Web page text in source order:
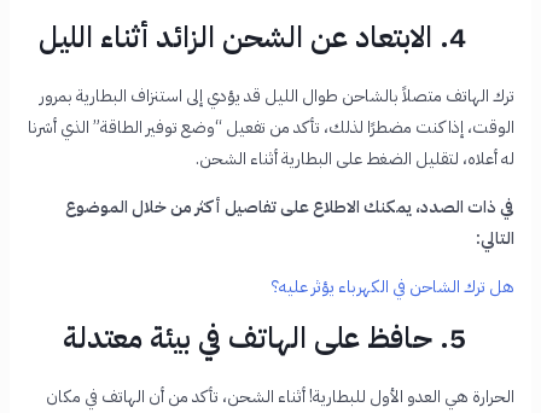
4. الابتعاد عن الشحن الزائد أثناء الليل
ترك الهاتف متصلاً بالشاحن طوال الليل قد يؤدي إلى استنزاف البطارية بمرور
الوقت، إذا كنت مضطرًا لذلك، تأكد من تفعيل “وضع توفير الطاقة” الذي أشرنا
له أعلاه، لتقليل الضغط على البطارية أثناء الشحن.
في ذات الصدد، يمكنك الاطلاع على تفاصيل أكثر من خلال الموضوع
التالي:
هل ترك الشاحن في الكهرباء يؤثر عليه؟
5. حافظ على الهاتف في بيئة معتدلة
الحرارة هي العدو الأول للبطارية! أثناء الشحن، تأكد من أن الهاتف في مكان